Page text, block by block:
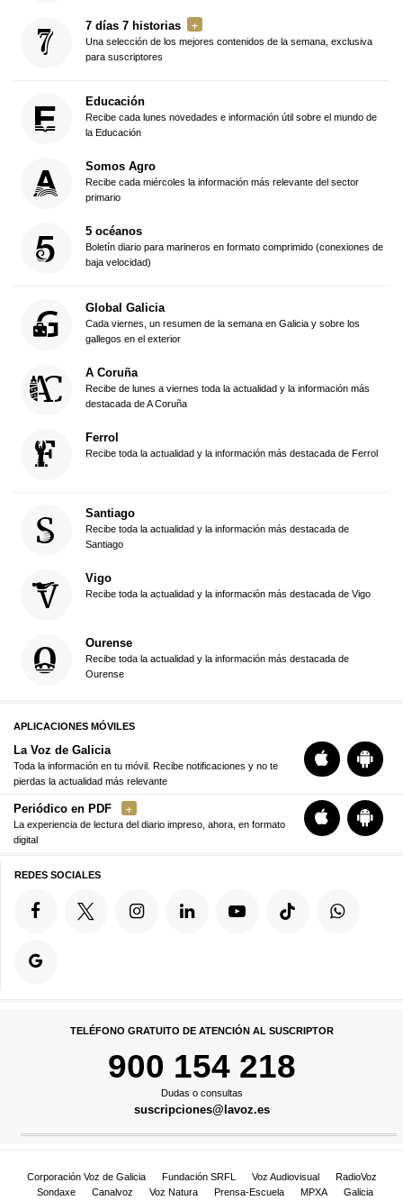
7 días 7 historias
Una selección de los mejores contenidos de la semana, exclusiva
para suscriptores
Educación
Recibe cada lunes novedades e información útil sobre el mundo de
la Educación
Somos Agro
Recibe cada miércoles la información más relevante del sector
primario
5 océanos
Boletín diario para marineros en formato comprimido (conexiones de
baja velocidad)
Global Galicia
Cada viernes, un resumen de la semana en Galicia y sobre los
gallegos en el exterior
A Coruña
Recibe de lunes a viernes toda la actualidad y la información más
destacada de A Coruña
Ferrol
Recibe toda la actualidad y la información más destacada de Ferrol
Santiago
Recibe toda la actualidad y la información más destacada de
Santiago
Vigo
Recibe toda la actualidad y la información más destacada de Vigo
Ourense
Recibe toda la actualidad y la información más destacada de
Ourense
APLICACIONES MÓVILES
La Voz de Galicia
Toda la información en tu móvil. Recibe notificaciones y no te
pierdas la actualidad más relevante
Periódico en PDF
La experiencia de lectura del diario impreso, ahora, en formato
digital
REDES SOCIALES
TELÉFONO GRATUITO DE ATENCIÓN AL SUSCRIPTOR
900 154 218
Dudas o consultas
suscripciones@lavoz.es
Corporación Voz de Galicia Fundación SRFL Voz Audiovisual
RadioVoz
Sondaxe
Canalvoz Voz Natura Prensa-Escuela MPXA Galicia